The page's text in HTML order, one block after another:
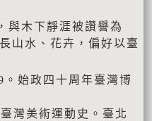
與木下靜涯被讚譽為
山水、花卉，偏好以臺
始政四十周年臺灣博
灣美術運動史。臺北